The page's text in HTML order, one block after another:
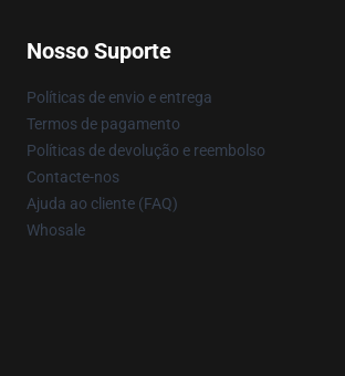
Nosso Suporte
Políticas de envio e entrega
Termos de pagamento
Políticas de devolução e reembolso
Contacte-nos
Ajuda ao cliente (FAQ)
Whosale